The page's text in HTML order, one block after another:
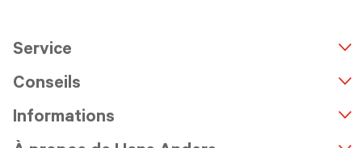
Service
Conseils
Informations